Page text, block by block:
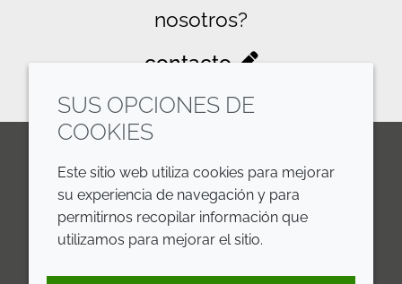
nosotros?
contacto
LinkedInYoutubeLine
EMPRESA
Annual Report
Terms and Conditions
SUS OPCIONES DE
COOKIES
Este sitio web utiliza cookies para mejorar
su experiencia de navegación y para
permitirnos recopilar información que
utilizamos para mejorar el sitio.